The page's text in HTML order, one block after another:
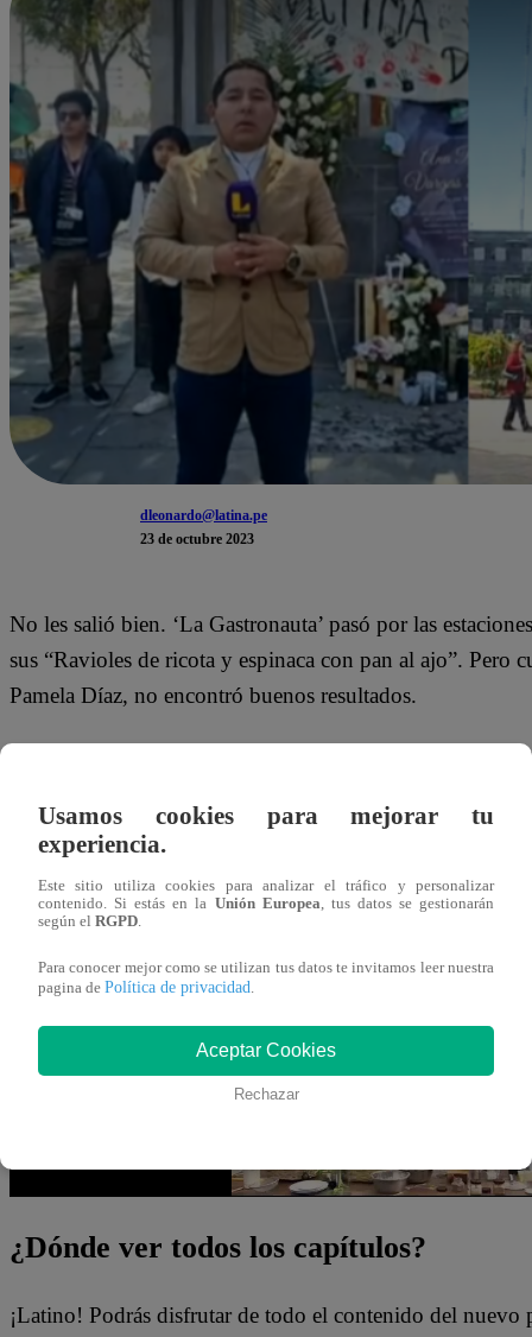
dleonardo@latina.pe
23 de octubre 2023
No les salió bien. ‘La Gastronauta’ pasó por las
sus “Ravioles de ricota y espinaca con pan al ajo”.
Pamela Díaz, no encontró buenos resultados.
habían padecido:“Hoy lo hemos reconfirmado”.
Por su parte, Pamela le ofreció el pan al ajo a la
“El pan al ajo es todo lo que pudimos hacer. La
Mira el momento que se vivió en “Tierra Brava”
¿Dónde ver todos los capítulos?
¡Latino! Podrás disfrutar de todo el contenido del nuevo
Usamos cookies para mejorar tu
experiencia.
Este sitio utiliza cookies para analizar el tráfico y personalizar
contenido. Si estás en la Unión Europea, tus datos se gestionarán
según el RGPD.
Para conocer mejor como se utilizan tus datos te invitamos leer nuestra
pagina de Política de privacidad.
Aceptar Cookies
Rechazar